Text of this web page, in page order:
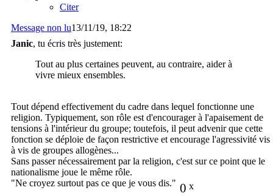
Citer
Message non lu13/11/19, 18:22
Janic, tu écris très justement:
Tout au plus certaines peuvent, au contraire, aider à
vivre mieux ensembles.
Tout dépend effectivement du cadre dans lequel fonctionne une
religion. Typiquement, son rôle est d'encourager à l'apaisement de
tensions à l'intérieur du groupe; toutefois, il peut advenir que cette
fonction se déploie de façon restrictive et encourage l'agressivité vis
à vis de groupes allogènes...
Sans passer nécessairement par la religion, c'est sur ce point que le
nationalisme joue le même rôle.
0 x
"Ne croyez surtout pas ce que je vous dis."